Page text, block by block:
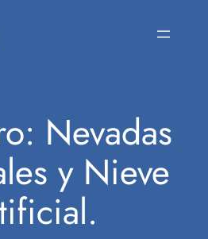
Nevadas
y Nieve